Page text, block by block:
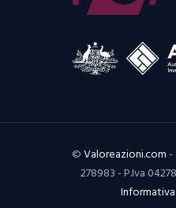
©Valoreazioni.com-
278983 - P.Iva